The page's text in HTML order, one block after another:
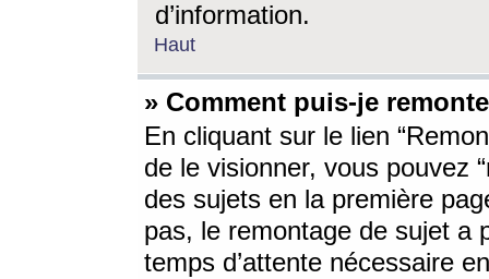
d’information.
Haut
» Comment puis-je
En cliquant sur le lien
de le visionner, vous pouvez
des sujets en la première
pas, le remontage de sujet a
temps d’attente nécessaire